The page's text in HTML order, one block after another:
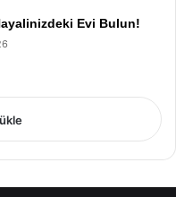
Evi Bulun!